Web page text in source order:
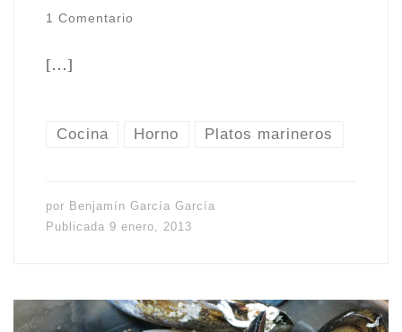
1 Comentario
[…]
Cocina Horno Platos marineros
por Benjamín García García
Publicada 9 enero, 2013